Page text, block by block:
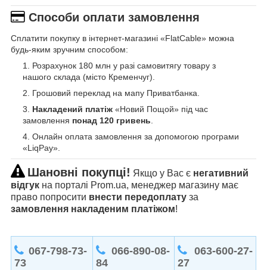
Способи оплати замовлення
Сплатити покупку в інтернет-магазині «FlatCable» можна
будь-яким зручним способом:
Розрахунок 180 млн у разі самовитягу товару з
нашого склада (місто Кременчуг).
Грошовий переклад на мапу Приватбанка.
Накладений платіж «Новий Пощой» під час
замовлення понад 120 гривень.
Онлайн оплата замовлення за допомогою програми
«LiqPay».
Шановні покупці! Якщо у Вас є негативний
відгук на порталі Prom.ua, менеджер магазину має
право попросити внести передоплату за
замовлення накладеним платіжом!
067-798-73-
73
066-890-08-
84
063-600-27-
27